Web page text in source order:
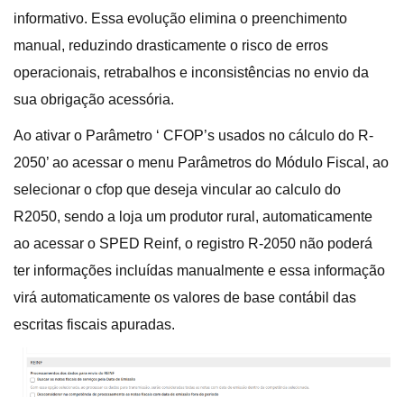
informativo. Essa evolução elimina o preenchimento
manual, reduzindo drasticamente o risco de erros
operacionais, retrabalhos e inconsistências no envio da
sua obrigação acessória.
Ao ativar o Parâmetro ‘ CFOP’s usados no cálculo do R-
2050’ ao acessar o menu Parâmetros do Módulo Fiscal, ao
selecionar o cfop que deseja vincular ao calculo do
R2050, sendo a loja um produtor rural, automaticamente
ao acessar o SPED Reinf, o registro R-2050 não poderá
ter informações incluídas manualmente e essa informação
virá automaticamente os valores de base contábil das
escritas fiscais apuradas.